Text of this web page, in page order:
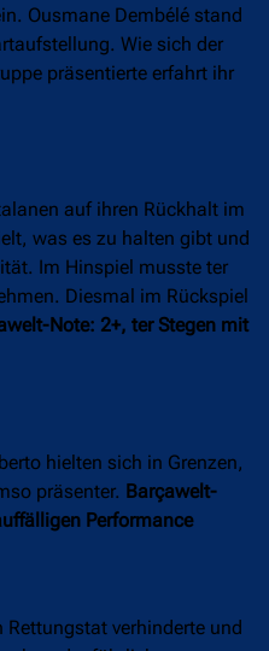
Ousmane Dembélé stand
Wie sich der
präsentierte erfahrt ihr
auf ihren Rückhalt im
was es zu halten gibt und
Im Hinspiel musste ter
Diesmal im Rückspiel
Note: 2+, ter Stegen mit
hielten sich in Grenzen,
präsenter. Barçawelt-
Performance
verhinderte und